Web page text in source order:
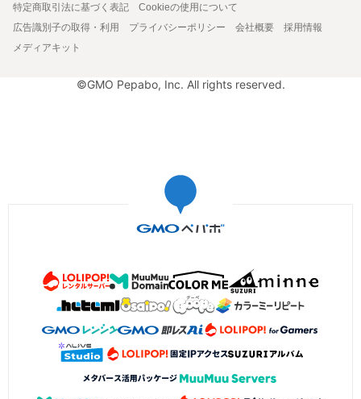
特定商取引法に基づく表記
Cookieの使用について
広告識別子の取得・利用
プライバシーポリシー 会社概要
採用情報
メディアキット
©GMO Pepabo, Inc. All rights reserved.